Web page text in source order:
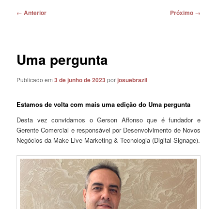
Navegação
← Anterior Próximo →
Uma pergunta
Publicado em3 de junho de 2023 porjosuebrazil
Estamos de volta com mais uma edição do Uma pergunta
Desta vez convidamos o Gerson Affonso que é fundador e
Gerente Comercial e responsável por Desenvolvimento de Novos
Negócios da Make Live Marketing & Tecnologia (Digital Signage).